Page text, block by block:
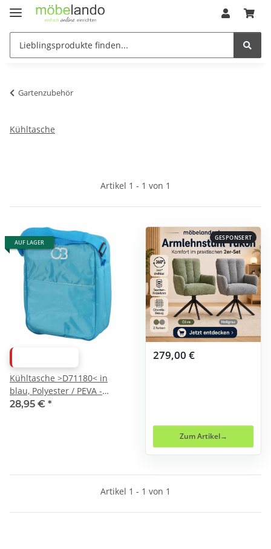
Gartenzubehör
Kühltasche
Artikel 1 - 1 von 1
AUF LAGER
Kühltasche >D71180< in
blau, Polyester / PEVA -
34x26x16cm (BxHxT)
28,95 € *
GESPONSERT
279,00 €
Zum Artikel
Artikel 1 - 1 von 1